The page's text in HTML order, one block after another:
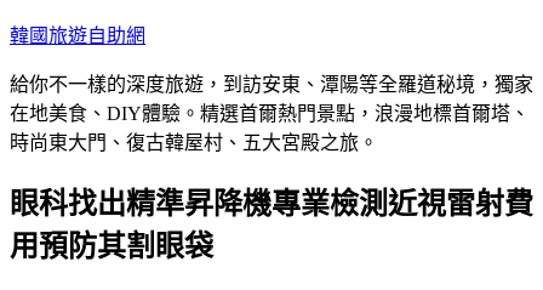
跳
主
要
內
韓國旅遊自助網
給你不一樣的深度旅遊，到訪安東、潭陽等全羅道秘境，獨家
在地美食、DIY體驗。精選首爾熱門景點，浪漫地標首爾塔、
時尚東大門、復古韓屋村、五大宮殿之旅。
眼科找出精準昇降機專業檢測近視雷射費
用預防其割眼袋